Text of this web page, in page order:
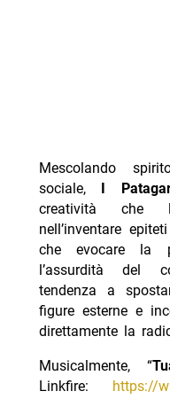
Mescolando
sociale,
I
creatività che
nell’inventare
che evocare la
l’assurdità del
tendenza a
figure esterne e
direttamente la
Musicalmente, “
Linkfire:
https://